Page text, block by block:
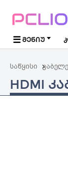
ᲛᲔᲜᲘᲣ
საწყისი
HDMI